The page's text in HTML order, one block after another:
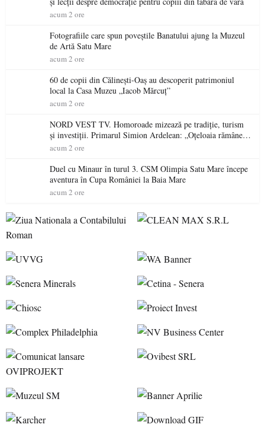
acum 2 ore
Fotografiile care spun poveștile Banatului ajung la Muzeul
de Artă Satu Mare
acum 2 ore
60 de copii din Călinești-Oaș au descoperit patrimoniul
local la Casa Muzeu „Iacob Mărcuț”
acum 2 ore
NORD VEST TV. Homoroade mizează pe tradiție, turism
și investiții. Primarul Simion Ardelean: „Oțeloaia rămâne
un brand al Codrului”
acum 2 ore
Duel cu Minaur în turul 3. CSM Olimpia Satu Mare începe
aventura în Cupa României la Baia Mare
acum 2 ore